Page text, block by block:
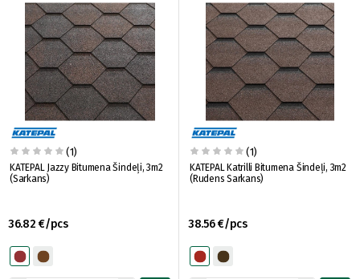
(1)
KATEPAL Jazzy Bitumena Šindeļi, 3m2
(Sarkans)
36.82 €/pcs
(1)
KATEPAL Katrilli Bitumena Šindeļi, 3m2
(Rudens Sarkans)
38.56 €/pcs